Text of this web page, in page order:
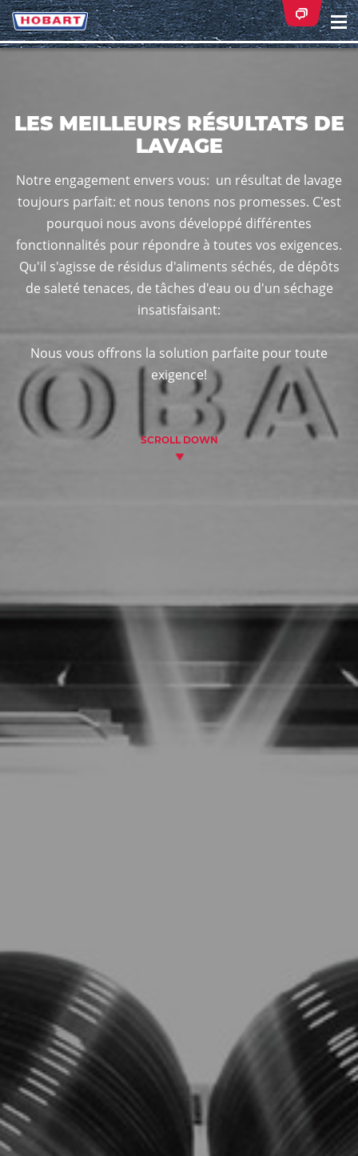
LES MEILLEURS RÉSULTATS DE
LAVAGE
Notre engagement envers vous: un résultat de lavage
toujours parfait: et nous tenons nos promesses. C'est
pourquoi nous avons développé différentes
fonctionnalités pour répondre à toutes vos exigences.
Qu'il s'agisse de résidus d'aliments séchés, de dépôts
de saleté tenaces, de tâches d'eau ou d'un séchage
insatisfaisant:
Nous vous offrons la solution parfaite pour toute
exigence!
SCROLL DOWN